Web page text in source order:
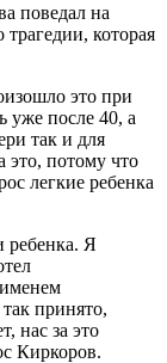
поведал на
которая
это при
уже после 40, а
так и для
потому что
легкие ребенка
ребенка. Я
именем
принято,
нас за это
Киркоров.